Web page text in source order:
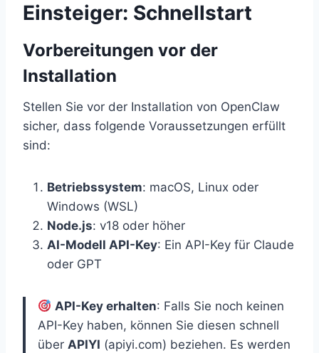
Einsteiger: Schnellstart
Vorbereitungen vor der
Installation
Stellen Sie vor der Installation von OpenClaw
sicher, dass folgende Voraussetzungen erfüllt
sind:
Betriebssystem: macOS, Linux oder
Windows (WSL)
Node.js: v18 oder höher
AI-Modell API-Key: Ein API-Key für Claude
oder GPT
API-Key erhalten: Falls Sie noch keinen
API-Key haben, können Sie diesen schnell
über APIYI (apiyi.com) beziehen. Es werden